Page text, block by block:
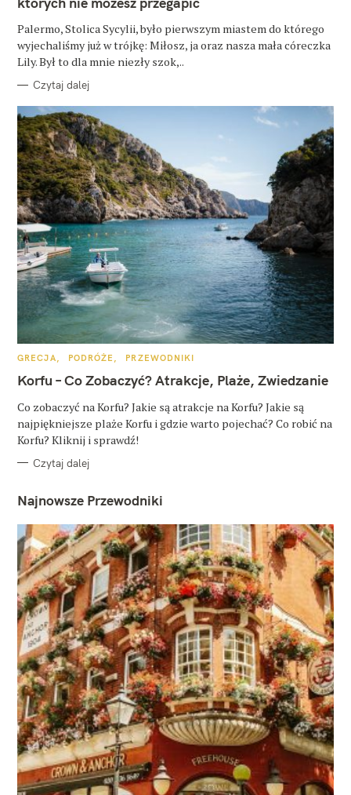
R
Palermo, Stolica Sycylii, było pierwszym miastem do którego
wyjechaliśmy już w trójkę: Miłosz, ja oraz nasza mała córeczka
Lily. Był to dla mnie niezły szok,..
Czytaj dalej
K
T
E
O
R
I
GRECJA PODRÓŻE PRZEWODNIKI
Korfu – Co Zobaczyć? Atrakcje, Plaże, Zwiedzanie
Co zobaczyć na Korfu? Jakie są atrakcje na Korfu? Jakie są
najpiękniejsze plaże Korfu i gdzie warto pojechać? Co robić na
Korfu? Kliknij i sprawdź!
Czytaj dalej
Najnowsze Przewodniki